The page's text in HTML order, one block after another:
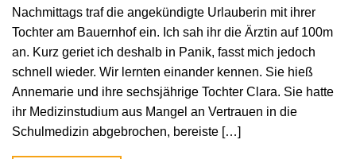
Nachmittags traf die angekündigte Urlauberin mit ihrer
Tochter am Bauernhof ein. Ich sah ihr die Ärztin auf 100m
an. Kurz geriet ich deshalb in Panik, fasst mich jedoch
schnell wieder. Wir lernten einander kennen. Sie hieß
Annemarie und ihre sechsjährige Tochter Clara. Sie hatte
ihr Medizinstudium aus Mangel an Vertrauen in die
Schulmedizin abgebrochen, bereiste […]